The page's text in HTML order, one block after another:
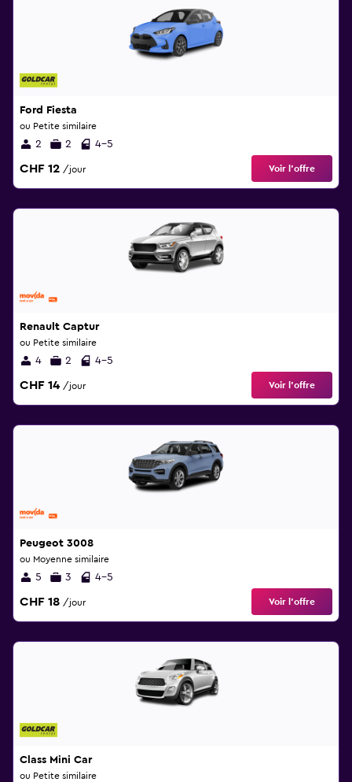
Ford Fiesta
ou Petite similaire
2 2 4-5
CHF 12 /jour Voir l’offre
Renault Captur
ou Petite similaire
4 2 4-5
CHF 14 /jour Voir l’offre
Peugeot 3008
ou Moyenne similaire
5 3 4-5
CHF 18 /jour Voir l’offre
Class Mini Car
ou Petite similaire